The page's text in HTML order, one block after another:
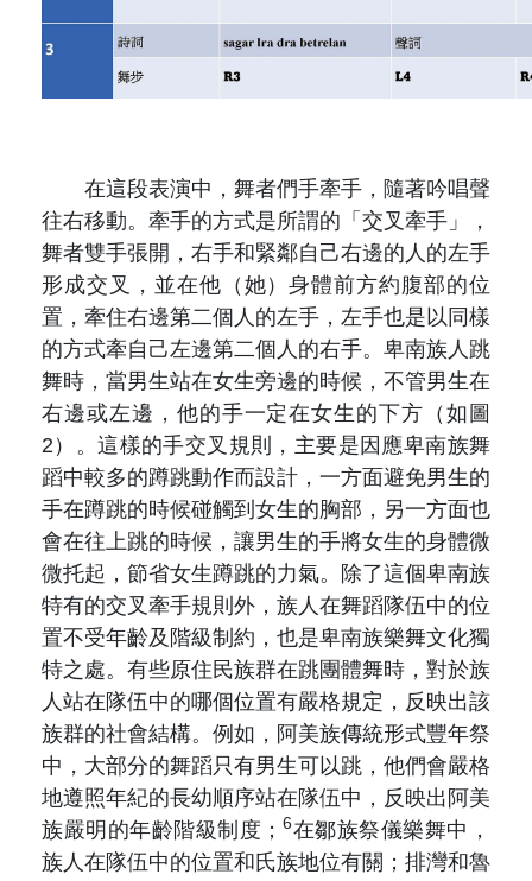
在這段表演中，舞者們手牽手，隨著吟唱聲
往右移動。牽手的方式是所謂的「交叉牽手」，
舞者雙手張開，右手和緊鄰自己右邊的人的左手
形成交叉，並在他（她）身體前方約腹部的位
置，牽住右邊第二個人的左手，左手也是以同樣
的方式牽自己左邊第二個人的右手。卑南族人跳
舞時，當男生站在女生旁邊的時候，不管男生在
右邊或左邊，他的手一定在女生的下方（如圖
2）。這樣的手交叉規則，主要是因應卑南族舞
蹈中較多的蹲跳動作而設計，一方面避免男生的
手在蹲跳的時候碰觸到女生的胸部，另一方面也
會在往上跳的時候，讓男生的手將女生的身體微
微托起，節省女生蹲跳的力氣。除了這個卑南族
特有的交叉牽手規則外，族人在舞蹈隊伍中的位
置不受年齡及階級制約，也是卑南族樂舞文化獨
特之處。有些原住民族群在跳團體舞時，對於族
人站在隊伍中的哪個位置有嚴格規定，反映出該
族群的社會結構。例如，阿美族傳統形式豐年祭
中，大部分的舞蹈只有男生可以跳，他們會嚴格
地遵照年紀的長幼順序站在隊伍中，反映出阿美
族嚴明的年齡階級制度；6在鄒族祭儀樂舞中，
族人在隊伍中的位置和氏族地位有關；排灣和魯